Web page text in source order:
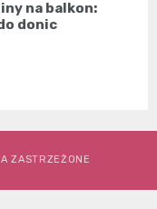
na balkon:
donic
ZASTRZEŻONE